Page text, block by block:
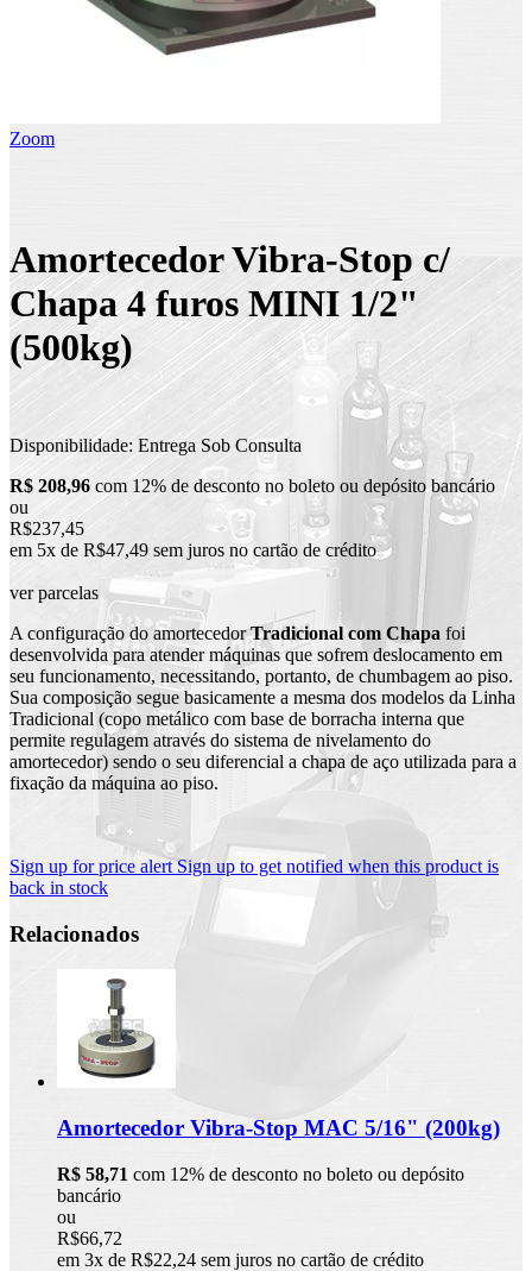
Zoom
Amortecedor Vibra-Stop c/
Chapa 4 furos MINI 1/2"
(500kg)
Disponibilidade: Entrega Sob Consulta
R$ 208,96 com 12% de desconto no boleto ou depósito bancário
ou
R$237,45
em 5x de R$47,49 sem juros no cartão de crédito
ver parcelas
A configuração do amortecedorTradicional com Chapa foi
desenvolvida para atender máquinas que sofrem deslocamento em
seu funcionamento, necessitando, portanto, de chumbagem ao piso.
Sua composição segue basicamente a mesma dos modelos da Linha
Tradicional (copo metálico com base de borracha interna que
permite regulagem através do sistema de nivelamento do
amortecedor) sendo o seu diferencial a chapa de aço utilizada para a
fixação da máquina ao piso.
Sign up for price alert Sign up to get notified when this product is
back in stock
Relacionados
Amortecedor Vibra-Stop MAC 5/16" (200kg)
R$ 58,71 com 12% de desconto no boleto ou depósito
bancário
ou
R$66,72
em 3x de R$22,24 sem juros no cartão de crédito